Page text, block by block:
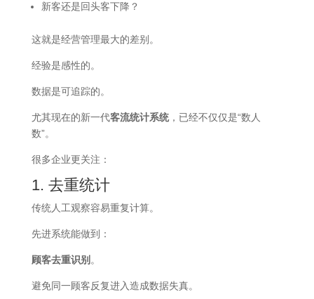
新客还是回头客下降？
这就是经营管理最大的差别。
经验是感性的。
数据是可追踪的。
尤其现在的新一代客流统计系统，已经不仅仅是“数人
数”。
很多企业更关注：
1. 去重统计
传统人工观察容易重复计算。
先进系统能做到：
顾客去重识别 。
避免同一顾客反复进入造成数据失真。